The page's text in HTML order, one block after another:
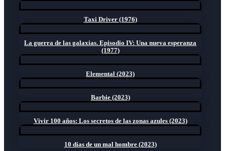
Taxi Driver (1976)
La guerra de las galaxias. Episodio IV: Una nueva esperanza
(1977)
Elemental (2023)
Barbie (2023)
Vivir 100 años: Los secretos de las zonas azules (2023)
10 días de un mal hombre (2023)